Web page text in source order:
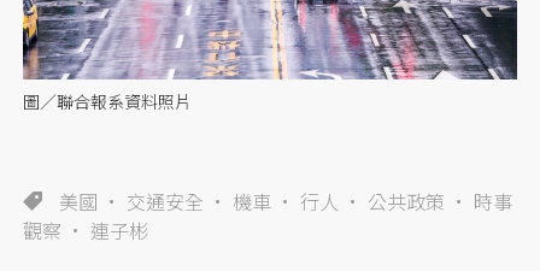
圖／聯合報系資料照片
美國 交通安全 機車 行人 公共政策
時事
觀察
連子彬